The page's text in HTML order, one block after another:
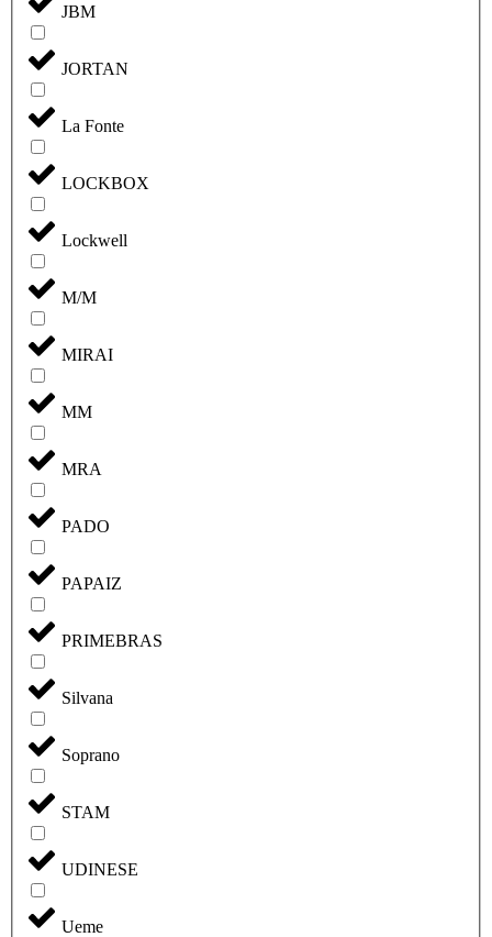
JBM
JORTAN
La Fonte
LOCKBOX
Lockwell
M/M
MIRAI
MM
MRA
PADO
PAPAIZ
PRIMEBRAS
Silvana
Soprano
STAM
UDINESE
Ueme